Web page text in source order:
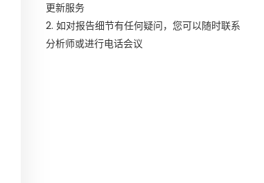
更新服务
2. 如对报告细节有任何疑问，您可以随时联系
分析师或进行电话会议